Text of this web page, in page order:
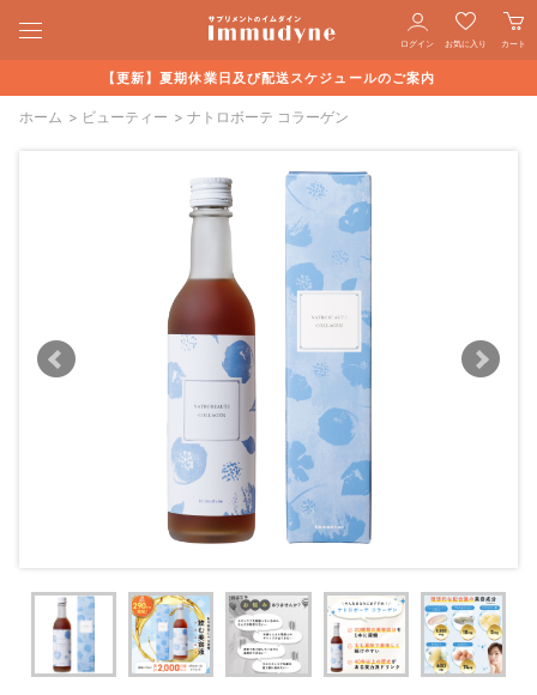
ログイン お気に入り カート
【更新】夏期休業日及び配送スケジュールのご案内
ホーム > ビューティー > ナトロボーテ コラーゲン